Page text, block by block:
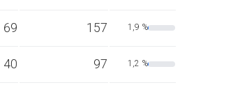
69 157 1,9 %
40 97 1,2 %